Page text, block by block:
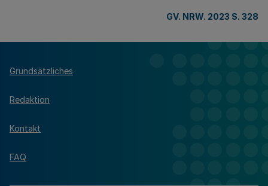
GV. NRW. 2023 S. 328
Grundsätzliches
Redaktion
Kontakt
FAQ